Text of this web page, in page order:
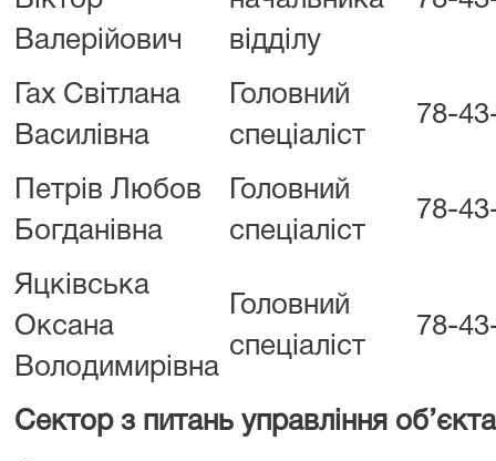
Валерійович
відділу
Гах Світлана
Василівна
Головний
спеціаліст
78-
Петрів Любов
Богданівна
Головний
спеціаліст
78-
Яцківська
Оксана
Володимирівна
Головний
спеціаліст
78-
Сектор з питань управління